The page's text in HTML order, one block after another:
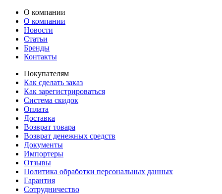
О компании
О компании
Новости
Статьи
Бренды
Контакты
Покупателям
Как сделать заказ
Как зарегистрироваться
Система скидок
Оплата
Доставка
Возврат товара
Возврат денежных средств
Документы
Импортеры
Отзывы
Политика обработки персональных данных
Гарантия
Сотрудничество